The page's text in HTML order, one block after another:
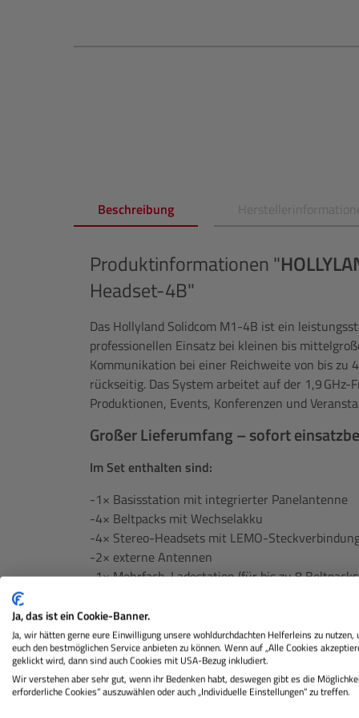
Beschreibung
Produktinformationen "
Headset-4B"
Das Hollyland Solidcom M1-4B ist ein
professionellen Einsatz bei kleinen bis
Kommunikation bei einer Reichweite von bis zu
rückseitig. Das System arbeitet auf der 1,9
Produktionen, Events, Konferenzen und
Großer Lieferumfang – sofort
Im Set enthalten sind:
-1× Basisstation mit integrierter Panelantenne
-4× Beltpacks mit Wechselakku
-4× Stereo-Headsets mit LEMO-
-2× externe Antennen
-1× Mehrfach-Ladestation (für bis zu 8
-1× RJ45-auf-XLR-Adapterkabel (5 m)
-1× PoE-Adapter mit Netzteil
-1× USB-Adapterkabel
-1× 3/8“-Stativflansch
-4× Lanyards
Ja, das ist ein Cookie-Banner.
Ja, wir hätten gerne eure Einwilligung unsere wohldurchdachten Helferleins zu nutzen,
euch den bestmöglichen Service anbieten zu können. Wenn auf „Alle Cookies
geklickt wird, dann sind auch Cookies mit USA-Bezug inkludiert.
Wir verstehen aber sehr gut, wenn ihr Bedenken habt, deswegen gibt es die
erforderliche Cookies“ auszuwählen oder auch „Individuelle Einstellungen“ zu treffen.